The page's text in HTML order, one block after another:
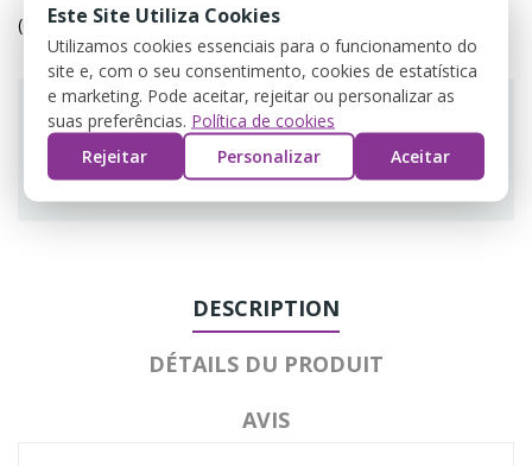
(editar com o módulo Customer Reassurance)
Guarantee safe & secure checkout
DESCRIPTION
DÉTAILS DU PRODUIT
AVIS
Este Site Utiliza Cookies
Utilizamos cookies essenciais para o funcionamento do
site e, com o seu consentimento, cookies de estatística
e marketing. Pode aceitar, rejeitar ou personalizar as
suas preferências. Política de cookies
Rejeitar
Personalizar Aceitar